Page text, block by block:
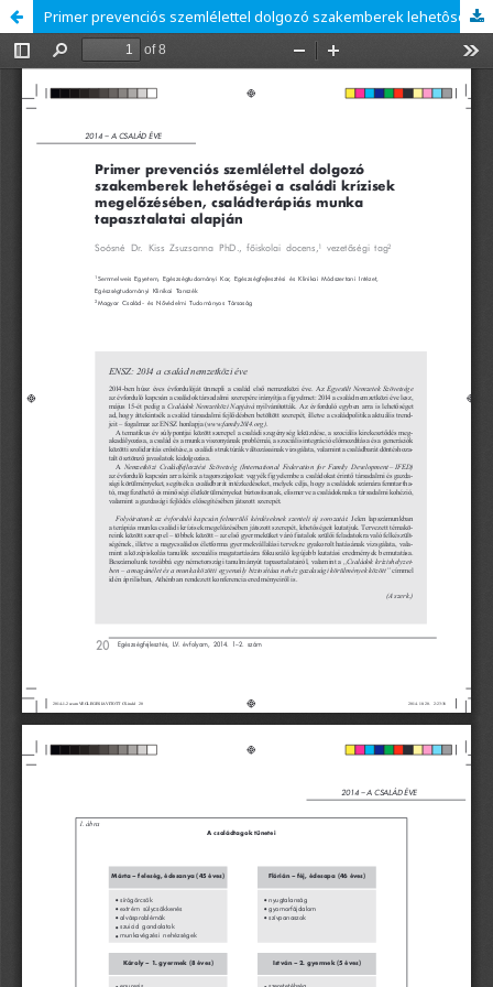
Primer prevenciós szemlélettel dolgozó szakemberek lehetôségei a családi krízisek megelôzésében, családterápiás munka tapasztalatai alapján